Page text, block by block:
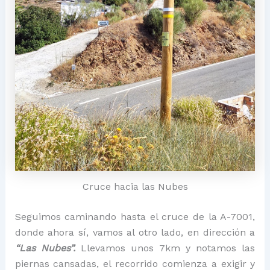
Cruce hacia las Nubes
Seguimos caminando hasta el cruce de la A-7001,
donde ahora sí, vamos al otro lado, en dirección a
“Las Nubes”.Llevamos unos 7km y notamos las
piernas cansadas, el recorrido comienza a exigir y